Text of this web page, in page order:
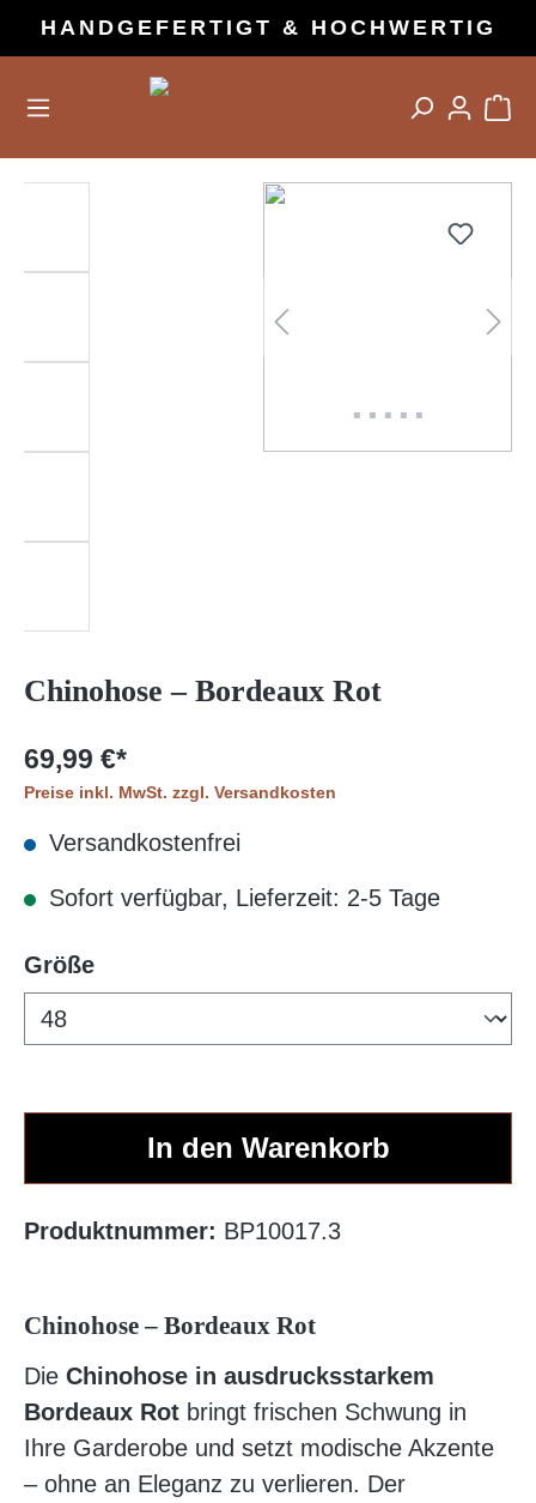
springen
HANDGEFERTIGT & HOCHWERTIG
Bildergalerie überspringen
Chinohose – Bordeaux Rot
69,99 €*
Preise inkl. MwSt. zzgl. Versandkosten
Versandkostenfrei
Sofort verfügbar, Lieferzeit: 2-5 Tage
Größeauswählen
In den Warenkorb
Produktnummer: BP10017.3
Chinohose – Bordeaux Rot
Die Chinohose in ausdrucksstarkem
Bordeaux Rot bringt frischen Schwung in
Ihre Garderobe und setzt modische Akzente
– ohne an Eleganz zu verlieren. Der